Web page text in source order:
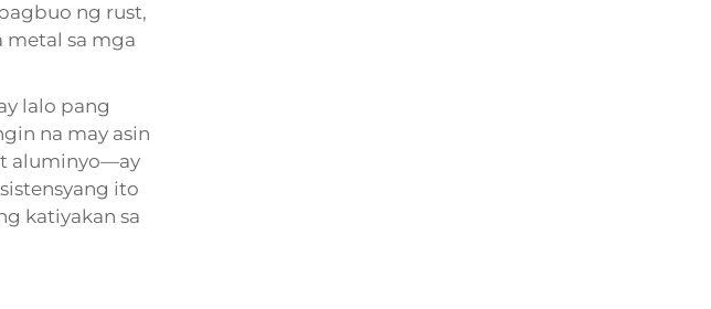
ng rust,
metal sa mga
lalo pang
na may asin
aluminyo—ay
ito
katiyakan sa